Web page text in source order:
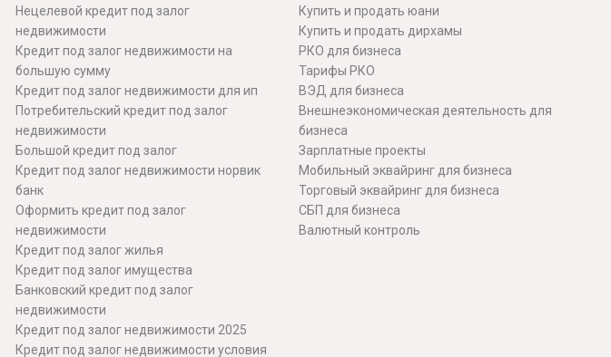
Нецелевой кредит под залог
недвижимости
Кредит под залог недвижимости на
большую сумму
Кредит под залог недвижимости для ип
Потребительский кредит под залог
недвижимости
Большой кредит под залог
Кредит под залог недвижимости норвик
банк
Оформить кредит под залог
недвижимости
Кредит под залог жилья
Кредит под залог имущества
Банковский кредит под залог
недвижимости
Кредит под залог недвижимости 2025
Кредит под залог недвижимости условия
Купить и продать юани
Купить и продать дирхамы
РКО для бизнеса
Тарифы РКО
ВЭД для бизнеса
Внешнеэкономическая деятельность для
бизнеса
Зарплатные проекты
Мобильный эквайринг для бизнеса
Торговый эквайринг для бизнеса
СБП для бизнеса
Валютный контроль